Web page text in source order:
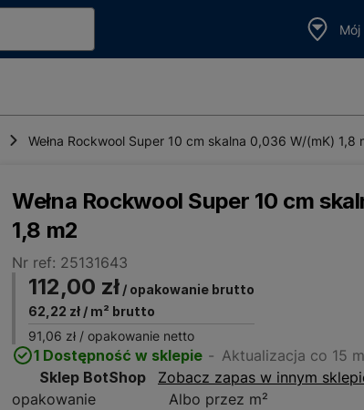
Mój
Wełna Rockwool Super 10 cm skalna 0,036 W/(mK) 1,8
Wełna Rockwool Super 10 cm
1,8 m2
Nr ref: 25131643
112,00 zł / opakowanie brutto
62,22 zł / m² brutto
91,06 zł / opakowanie netto
1 Dostępność w sklepie
Aktualizacja co 15
Sklep BotShop
Zobacz zapas w innym
opakowanie
Albo przez m²